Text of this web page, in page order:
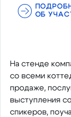
ОБ
На стенде
со всеми
продаже,
выступления
спикеров,